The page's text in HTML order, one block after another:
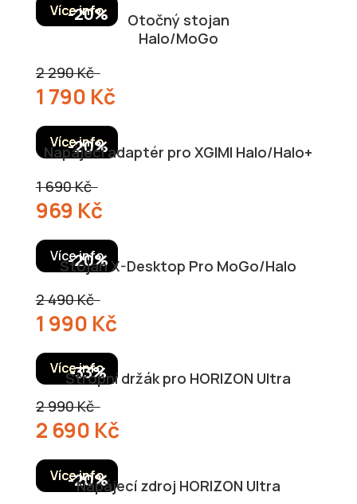
Více info
Otočný stojan
Halo/MoGo
2 290 Kč
1 790 Kč
Více info
Napájecí adaptér pro XGIMI Halo/Halo+
1 690 Kč
969 Kč
Více info
Stojan X-Desktop Pro MoGo/Halo
2 490 Kč
1 990 Kč
Více info
Stropní držák pro HORIZON Ultra
2 990 Kč
2 690 Kč
Více info
Napájecí zdroj HORIZON Ultra